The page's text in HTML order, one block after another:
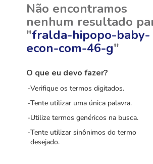
Não encontramos
nenhum resultado
"fralda-hipopo-baby-
econ-com-46-g"
O que eu devo fazer?
Verifique os termos digitados.
Tente utilizar uma única palavra.
Utilize termos genéricos na busca.
Tente utilizar sinônimos do termo
desejado.
carne
arroz